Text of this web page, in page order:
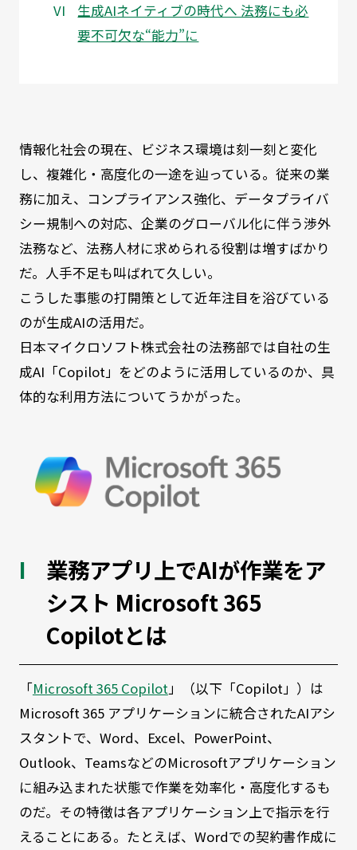
生成AIネイティブの時代へ 法務にも必
要不可欠な“能力”に
情報化社会の現在、ビジネス環境は刻一刻と変化
し、複雑化・高度化の一途を辿っている。従来の業
務に加え、コンプライアンス強化、データプライバ
シー規制への対応、企業のグローバル化に伴う渉外
法務など、法務人材に求められる役割は増すばかり
だ。人手不足も叫ばれて久しい。
こうした事態の打開策として近年注目を浴びている
のが生成AIの活用だ。
日本マイクロソフト株式会社の法務部では自社の生
成AI「Copilot」をどのように活用しているのか、具
体的な利用方法についてうかがった。
業務アプリ上でAIが作業をア
シスト Microsoft 365
Copilotとは
「Microsoft 365 Copilot」（以下「Copilot」）は
Microsoft 365 アプリケーションに統合されたAIアシ
スタントで、Word、Excel、PowerPoint、
Outlook、TeamsなどのMicrosoftアプリケーション
に組み込まれた状態で作業を効率化・高度化するも
のだ。その特徴は各アプリケーション上で指示を行
えることにある。たとえば、Wordでの契約書作成に